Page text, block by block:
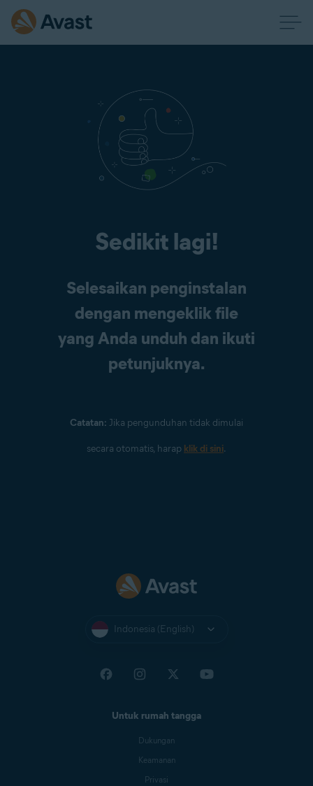
Sedikit lagi!
Selesaikan penginstalan
dengan mengeklik file
yang Anda unduh dan ikuti
petunjuknya.
Catatan: Jika pengunduhan tidak dimulai
secara otomatis, harap klik di sini.
Indonesia (English)
Untuk rumah tangga
Dukungan
Keamanan
Privasi